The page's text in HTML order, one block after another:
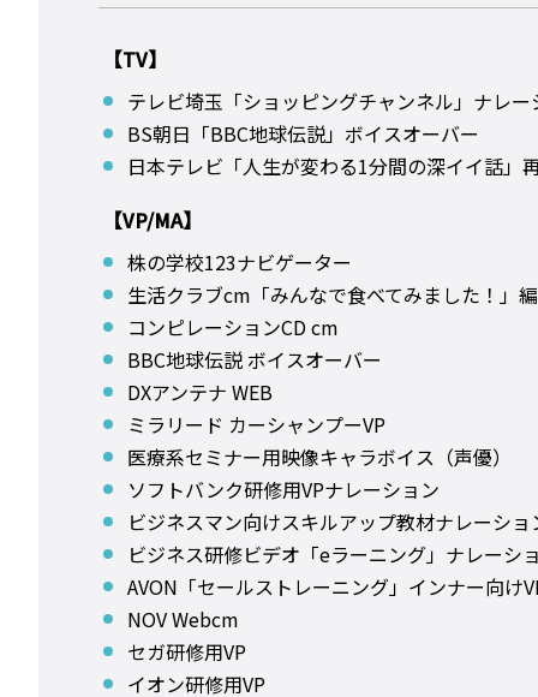
【TV】
テレビ埼玉「ショッピングチャンネル」ナレー
BS朝日「BBC地球伝説」ボイスオーバー
日本テレビ「人生が変わる1分間の深イイ話」
【VP/MA】
株の学校123ナビゲーター
生活クラブcm「みんなで食べてみました！」
コンピレーションCD cm
BBC地球伝説 ボイスオーバー
DXアンテナ WEB
ミラリード カーシャンプーVP
医療系セミナー用映像キャラボイス（声優）
ソフトバンク研修用VPナレーション
ビジネスマン向けスキルアップ教材ナレーショ
ビジネス研修ビデオ「eラーニング」ナレーシ
AVON「セールストレーニング」インナー向け
NOV Webcm
セガ研修用VP
イオン研修用VP